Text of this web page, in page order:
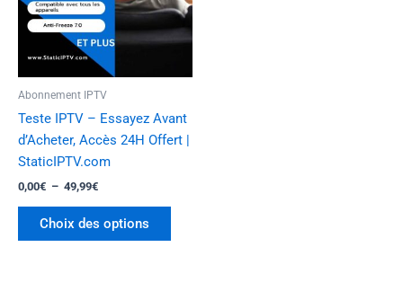
Abonnement IPTV
Teste IPTV – Essayez Avant
d’Acheter, Accès 24H Offert |
StaticIPTV.com
0,00€ – 49,99€
Choix des options
Les
options
sur
la